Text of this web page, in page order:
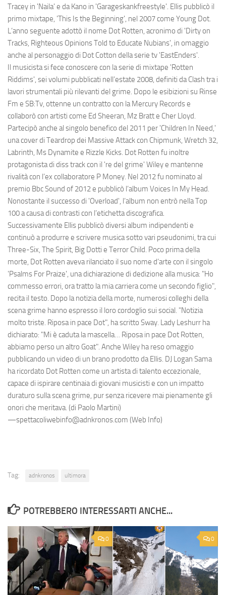
Tracey in 'Naila' e da Kano in 'Garageskankfreestyle'. Ellis pubblicò il
primo mixtape, 'This Is the Beginning', nel 2007 come Young Dot.
L’anno seguente adottò il nome Dot Rotten, acronimo di 'Dirty on
Tracks, Righteous Opinions Told to Educate Nubians', in omaggio
anche al personaggio di Dot Cotton della serie tv 'EastEnders'.
Il musicista si fece conoscere con la serie di mixtape 'Rotten
Riddims', sei volumi pubblicati nell’estate 2008, definiti da Clash tra i
lavori strumentali più rilevanti del grime. Dopo le esibizioni su Rinse
Fm e SB:Tv, ottenne un contratto con la Mercury Records e
collaborò con artisti come Ed Sheeran, Mz Bratt e Cher Lloyd.
Partecipò anche al singolo benefico del 2011 per 'Children In Need,'
una cover di Teardrop dei Massive Attack con Chipmunk, Wretch 32,
Labrinth, Ms Dynamite e Rizzle Kicks. Dot Rotten fu inoltre
protagonista di diss track con il 're del grime' Wiley e mantenne
rivalità con l’ex collaboratore P Money. Nel 2012 fu nominato al
premio Bbc Sound of 2012 e pubblicò l’album Voices In My Head.
Nonostante il successo di 'Overload', l’album non entrò nella Top
100 a causa di contrasti con l’etichetta discografica.
Successivamente Ellis pubblicò diversi album indipendenti e
continuò a produrre e scrivere musica sotto vari pseudonimi, tra cui
Three-Six, The Spirit, Big Dotti e Terror Child. Poco prima della
morte, Dot Rotten aveva rilanciato il suo nome d’arte con il singolo
'Psalms For Praize', una dichiarazione di dedizione alla musica: "Ho
commesso errori, ora tratto la mia carriera come un secondo figlio",
recita il testo. Dopo la notizia della morte, numerosi colleghi della
scena grime hanno espresso il loro cordoglio sui social. "Notizia
molto triste. Riposa in pace Dot", ha scritto Sway. Lady Leshurr ha
dichiarato: "Mi è caduta la mascella… Riposa in pace Dot Rotten,
abbiamo perso un altro Goat". Anche Wiley ha reso omaggio
pubblicando un video di un brano prodotto da Ellis. DJ Logan Sama
ha ricordato Dot Rotten come un artista di talento eccezionale,
capace di ispirare centinaia di giovani musicisti e con un impatto
duraturo sulla scena grime, pur senza ricevere mai pienamente gli
onori che meritava. (di Paolo Martini)
—spettacoliwebinfo@adnkronos.com (Web Info)
Tag: adnkronos ultimora
POTREBBERO INTERESSARTI ANCHE...
0 0